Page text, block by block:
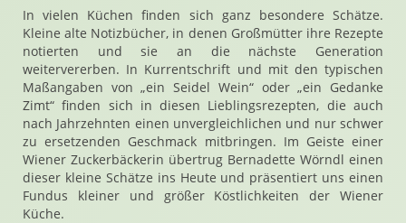
In vielen Küchen finden sich ganz besondere Schätze.
Kleine alte Notizbücher, in denen Großmütter ihre Rezepte
notierten und sie an die nächste Generation
weitervererben. In Kurrentschrift und mit den typischen
Maßangaben von „ein Seidel Wein“ oder „ein Gedanke
Zimt“ finden sich in diesen Lieblingsrezepten, die auch
nach Jahrzehnten einen unvergleichlichen und nur schwer
zu ersetzenden Geschmack mitbringen. Im Geiste einer
Wiener Zuckerbäckerin übertrug Bernadette Wörndl einen
dieser kleine Schätze ins Heute und präsentiert uns einen
Fundus kleiner und größer Köstlichkeiten der Wiener
Küche.